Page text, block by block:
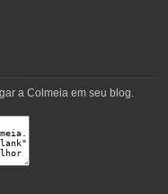
a Colmeia em seu blog.